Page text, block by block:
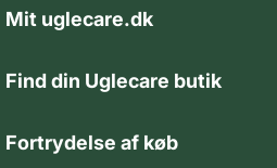
Mit uglecare.dk
Find din Uglecare butik
Fortrydelse af køb